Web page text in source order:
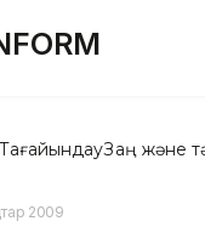
ТағайындауЗаң және
2009